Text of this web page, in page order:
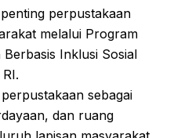
perpustakaan
melalui Program
Inklusi Sosial
sebagai
dan ruang